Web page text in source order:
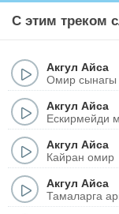
С этим треком
Акгул Айса
Омир сынагы
Акгул Айса
Ескирмейди
Акгул Айса
Кайран омир
Акгул Айса
Тамаларга